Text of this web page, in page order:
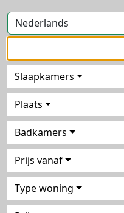
Slaapkamers
Plaats
Badkamers
Prijs vanaf
Type woning